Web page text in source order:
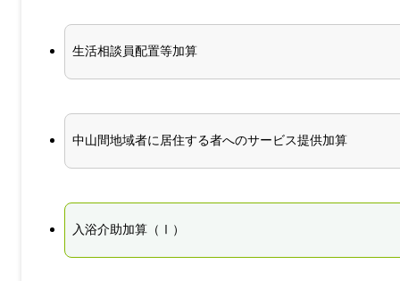
生活相談員配置等加算
中山間地域者に居住する者へのサービス提供加算
入浴介助加算（Ⅰ）